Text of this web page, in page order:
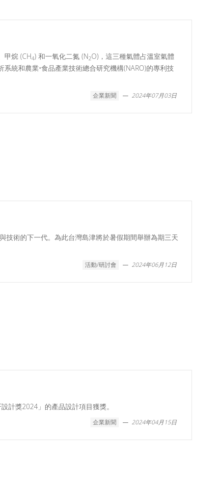
甲烷 (CH4) 和一氧化二氮 (N2O)，這三種氣體占溫室氣體
統和農業•食品產業技術總合研究機構(NARO)的專利技
企業新聞 2024年07月03日
技術的下一代。為此台灣島津將於暑假期間舉辦為期三天
活動/研討會 2024年06月12日
計獎2024」的產品設計項目獲獎。
企業新聞 2024年04月15日